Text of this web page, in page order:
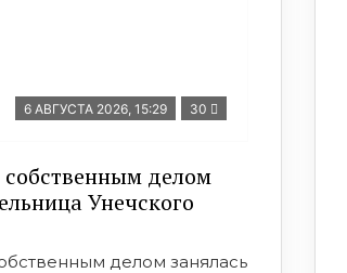
6 АВГУСТА 2026, 15:29 30
делом
Унечского
делом занялась